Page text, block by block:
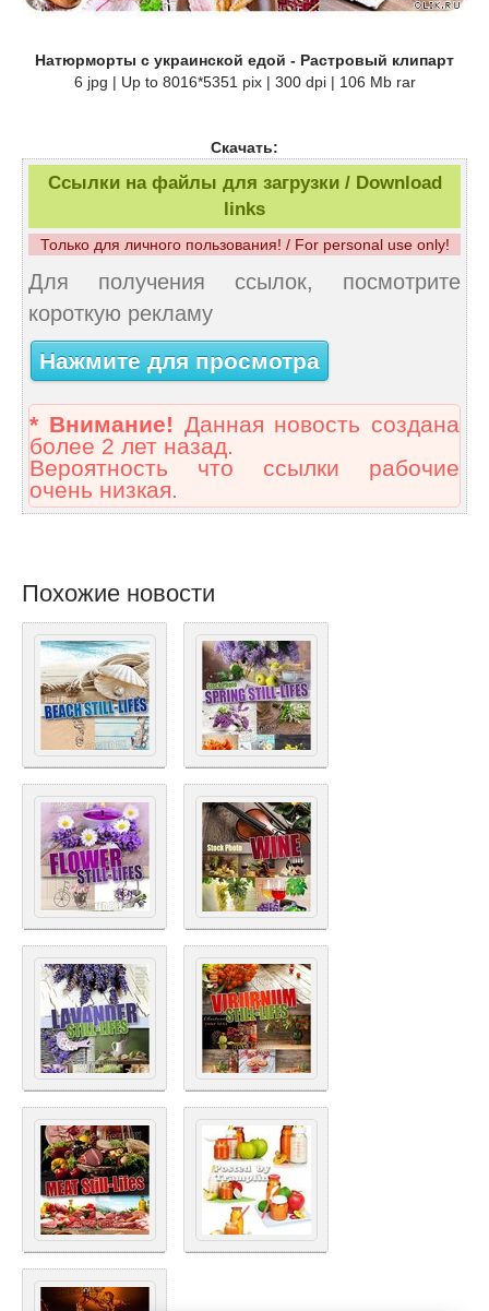
Натюрморты с украинской едой - Растровый клипарт
6 jpg | Up to 8016*5351 pix | 300 dpi | 106 Mb rar
Скачать:
Ссылки на файлы для загрузки / Download
links
Только для личного пользования! / For personal use only!
Для получения ссылок, посмотрите
короткую рекламу
Нажмите для просмотра
* Внимание! Данная новость создана
более 2 лет назад.
Вероятность что ссылки рабочие
очень низкая.
Похожие новости